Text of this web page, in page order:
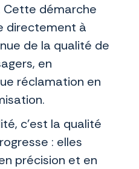
Cette démarche
directement à
de la qualité de
en
réclamation en
c'est la qualité
: elles
précision et en